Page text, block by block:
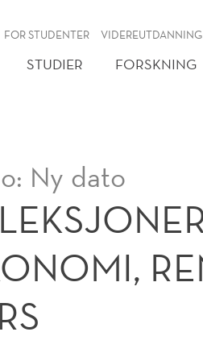
FOR STUDENTER VIDEREUTDANNING
STUDIER FORSKNING
Ny dato